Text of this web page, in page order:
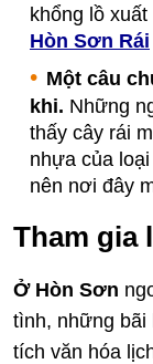
khổng lồ
Hòn Sơn Rái
Một câu
khi. Những
thấy cây rái
nhựa của
nên nơi đây
Tham gia
Ở Hòn Sơn
tình, những bãi
tích văn hóa